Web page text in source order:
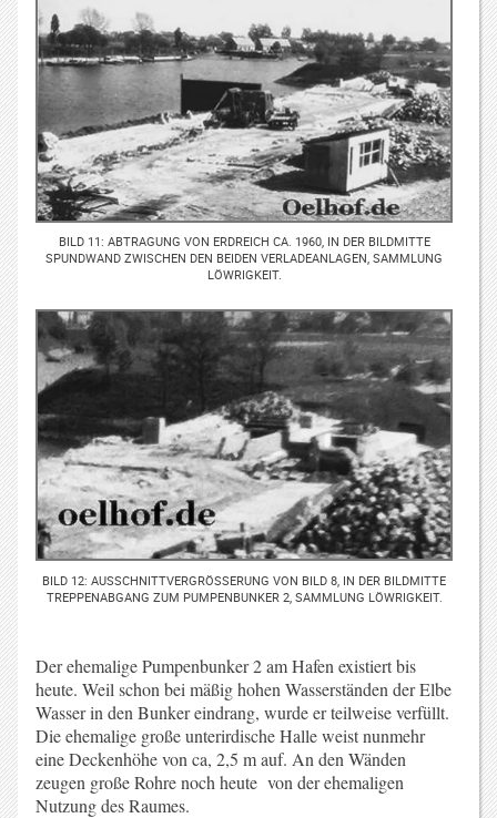
BILD 11: ABTRAGUNG VON ERDREICH CA. 1960, IN DER BILDMITTE
SPUNDWAND ZWISCHEN DEN BEIDEN VERLADEANLAGEN, SAMMLUNG
LÖWRIGKEIT.
BILD 12: AUSSCHNITTVERGRÖSSERUNG VON BILD 8, IN DER BILDMITTE T
REPPENABGANG ZUM PUMPENBUNKER 2, SAMMLUNG LÖWRIGKEIT.
Der ehemalige Pumpenbunker 2 am Hafen existiert bis
heute. Weil schon bei mäßig hohen Wasserständen der Elbe
Wasser in den Bunker eindrang, wurde er teilweise verfüllt.
Die ehemalige große unterirdische Halle weist nunmehr
eine Deckenhöhe von ca, 2,5 m auf. An den Wänden
zeugen große Rohre noch heute von der ehemaligen
Nutzung des Raumes.